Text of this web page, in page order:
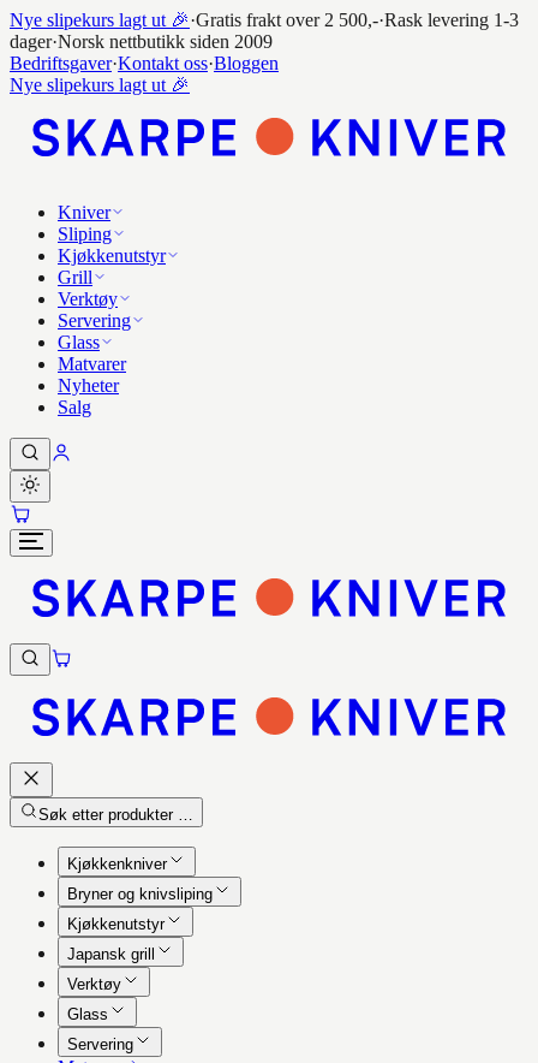
Nye slipekurs lagt ut 🎉·Gratis frakt over 2 500,-·Rask levering 1-3
dager·Norsk nettbutikk siden 2009
Bedriftsgaver·Kontakt oss·Bloggen
Nye slipekurs lagt ut 🎉
Kniver
Sliping
Kjøkkenutstyr
Grill
Verktøy
Servering
Glass
Matvarer
Nyheter
Salg
Søk etter produkter …
Kjøkkenkniver
Bryner og knivsliping
Kjøkkenutstyr
Japansk grill
Verktøy
Glass
Servering